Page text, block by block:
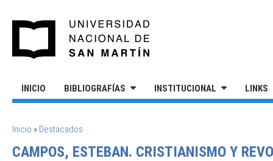
INICIO BIBLIOGRAFÍAS INSTITUCIONAL LINKS
SE ENCUENTRA USTED AQUÍ
Inicio » Destacados
CAMPOS, ESTEBAN. CRISTIANISMO Y